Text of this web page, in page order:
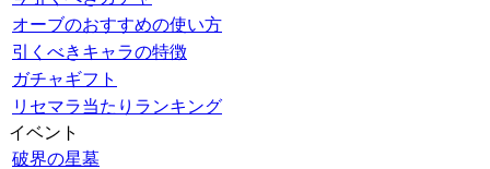
オーブのおすすめの使い方
引くべきキャラの特徴
ガチャギフト
リセマラ当たりランキング
イベント
破界の星墓